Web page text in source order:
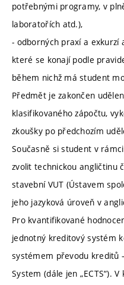
potřebnými programy, v
laboratořích atd.),
- odborných praxí a exkurzí
které se konají podle
během nichž má student
Předmět je zakončen
klasifikovaného zápočtu,
zkoušky po předchozím
Současně si student v
zvolit technickou angličtinu
stavební VUT (Ústavem
jeho jazyková úroveň v
Pro kvantifikované
jednotný kreditový systém
systémem převodu kreditů
System (dále jen „ECTS“).